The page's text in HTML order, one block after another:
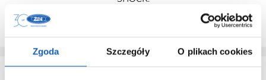
Zgoda Szczegóły O plikach cookies